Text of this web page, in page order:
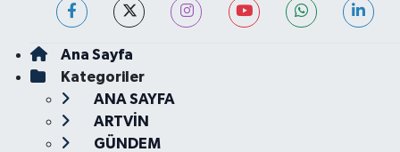
Ana Sayfa
Kategoriler
ANA SAYFA
ARTVİN
GÜNDEM